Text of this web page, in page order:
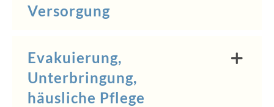
Versorgung
Evakuierung,
Unterbringung,
häusliche Pflege